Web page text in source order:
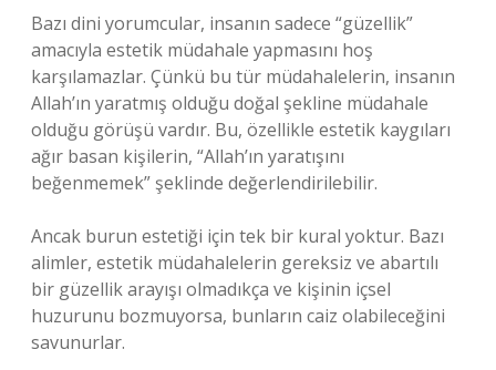
Bazı dini yorumcular, insanın sadece “güzellik”
amacıyla estetik müdahale yapmasını hoş
karşılamazlar. Çünkü bu tür müdahalelerin, insanın
Allah’ın yaratmış olduğu doğal şekline müdahale
olduğu görüşü vardır. Bu, özellikle estetik kaygıları
ağır basan kişilerin, “Allah’ın yaratışını
beğenmemek” şeklinde değerlendirilebilir.
Ancak burun estetiği için tek bir kural yoktur. Bazı
alimler, estetik müdahalelerin gereksiz ve abartılı
bir güzellik arayışı olmadıkça ve kişinin içsel
huzurunu bozmuyorsa, bunların caiz olabileceğini
savunurlar.